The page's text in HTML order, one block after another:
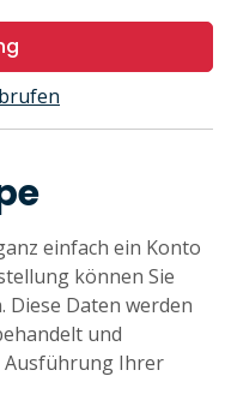
einfach ein Konto
können Sie
Diese Daten werden
und
Ausführung Ihrer